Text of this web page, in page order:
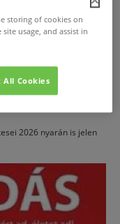
segítik a
2026 nyarán is jelen
storing of cookies on
usage, and assist in
All Cookies